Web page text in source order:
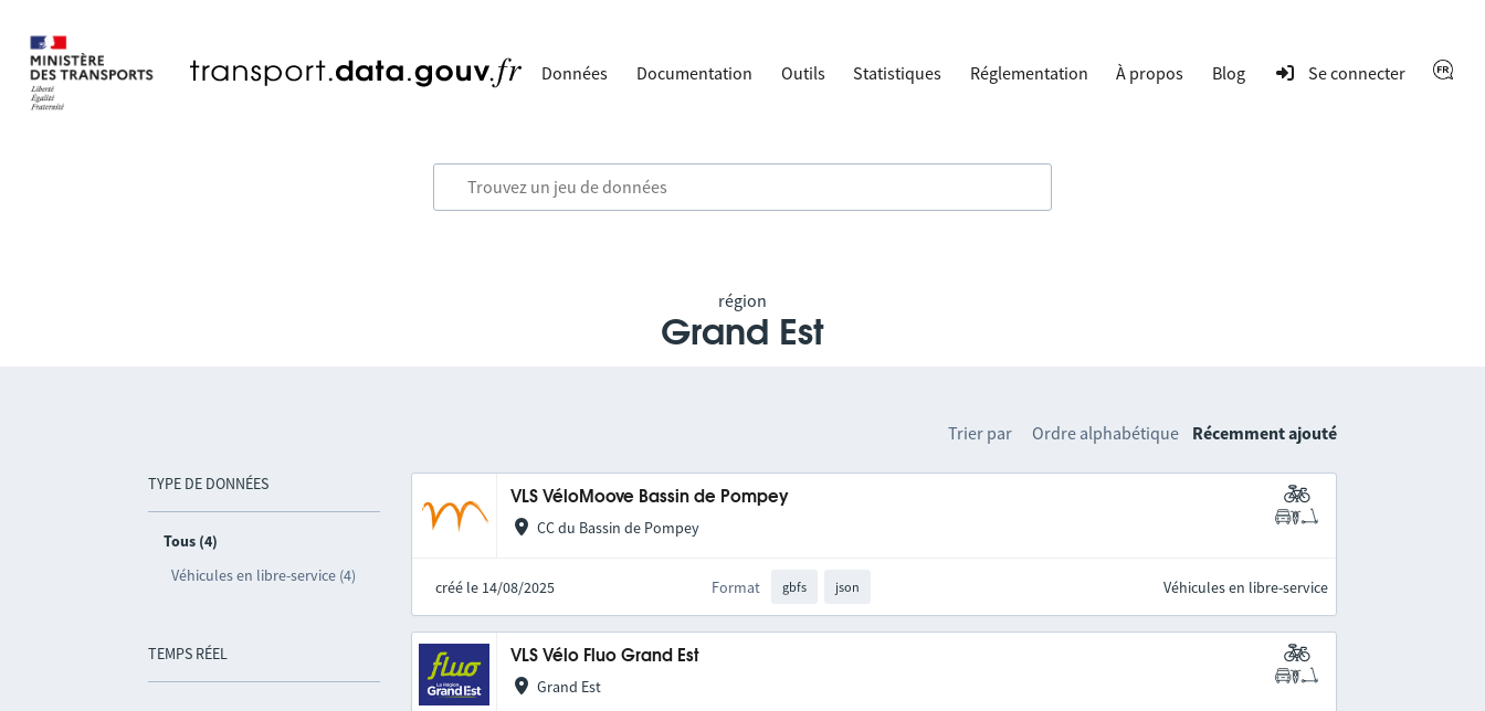
Données Documentation Outils Statistiques Réglementation À propos Blog Se connecter
région
Grand Est
TYPE DE DONNÉES
Tous (4)
Véhicules en libre-service (4)
TEMPS RÉEL
Trier par Ordre alphabétique Récemment ajouté
VLS VéloMoove Bassin de Pompey
CC du Bassin de Pompey
créé le 14/08/2025 Format gbfs json Véhicules en libre-service
VLS Vélo Fluo Grand Est
Grand Est